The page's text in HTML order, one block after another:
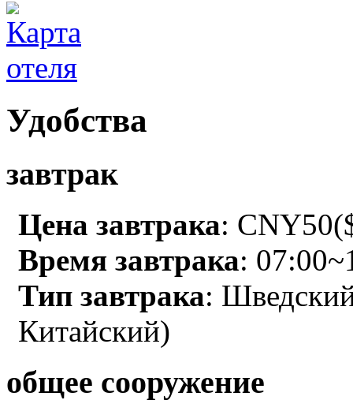
Удобства
завтрак
Цена завтрака:
Время завтрака:
Тип завтрака:
Китайский)
общее сооружение